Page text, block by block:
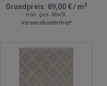
Grundpreis: 89,00 €/ m2
inkl. ges. MwSt.
Versandkostenfrei*